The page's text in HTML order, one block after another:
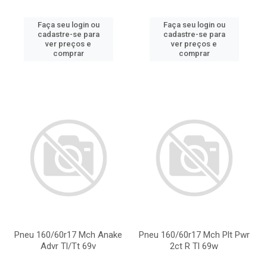
Faça seu login ou
cadastre-se para
ver preços e
comprar
Faça seu login ou
cadastre-se para
ver preços e
comprar
Pneu 160/60r17 Mch Anake
Advr Tl/Tt 69v
Pneu 160/60r17 Mch Plt Pwr
2ct R Tl 69w